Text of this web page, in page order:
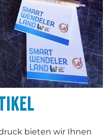
bieten wir Ihnen